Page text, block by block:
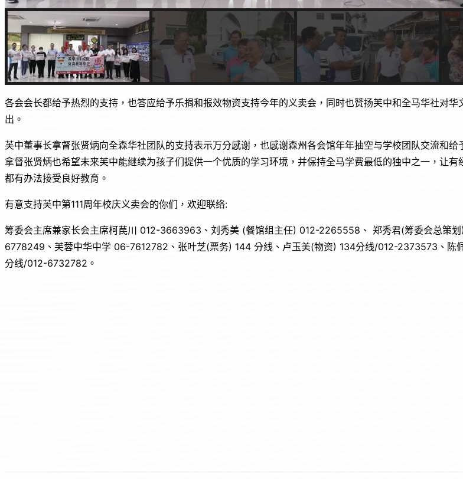
各会会长都给予热烈的支持，也答应给予乐捐和报效物资支持今年的义卖会，同时也赞扬芙中和全马华社对华
出。
芙中董事长拿督张贤炳向全森华社团队的支持表示万分感谢，也感谢森州各会馆年年抽空与学校团队交流和给
拿督张贤炳也希望未来芙中能继续为孩子们提供一个优质的学习环境，并保持全马学费最低的独中之一，让有
都有办法接受良好教育。
有意支持芙中第111周年校庆义卖会的你们，欢迎联络:
筹委会主席兼家长会主席柯苠川 012-3663963、刘秀美 (餐馆组主任) 012-2265558、 郑秀君(筹委会总策
6778249、芙蓉中华中学 06-7612782、张叶芝(票务) 144 分线、卢玉美(物资) 134分线/012-2373573、陈
分线/012-6732782。